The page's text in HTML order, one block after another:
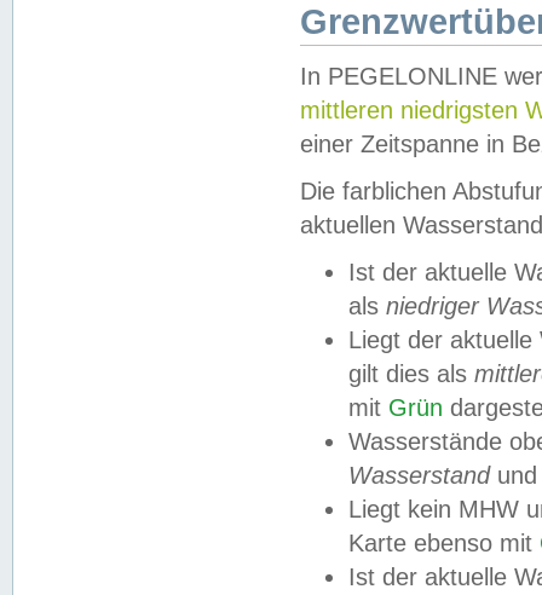
In PEGELONLINE
mittleren niedrigsten
einer Zeitspanne in
Die farblichen
aktuellen
Ist der aktuelle
als niedriger
Liegt der
gilt dies als
mit Grün
Wasserstände
Wasserstandund
Liegt kein MHW
Karte ebenso mit
Ist der aktuelle